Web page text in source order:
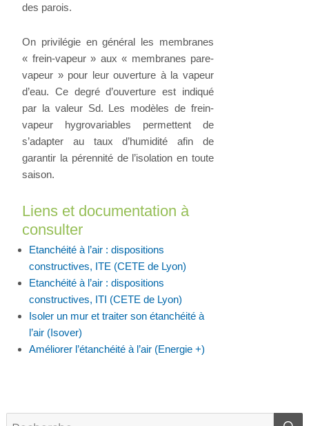
des parois.
On privilégie en général les membranes
« frein-vapeur » aux « membranes pare-
vapeur » pour leur ouverture à la vapeur
d’eau. Ce degré d’ouverture est indiqué
par la valeur Sd. Les modèles de frein-
vapeur hygrovariables permettent de
s’adapter au taux d’humidité afin de
garantir la pérennité de l’isolation en toute
saison.
Liens et documentation à
consulter
Etanchéité à l’air : dispositions
constructives, ITE (CETE de Lyon)
Etanchéité à l’air : dispositions
constructives, ITI (CETE de Lyon)
Isoler un mur et traiter son étanchéité à
l’air (Isover)
Améliorer l’étanchéité à l’air (Energie +)